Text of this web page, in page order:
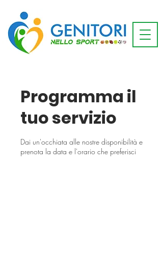
Programma il
tuo servizio
Dai un'occhiata alle nostre disponibilità e
prenota la data e l'orario che preferisci